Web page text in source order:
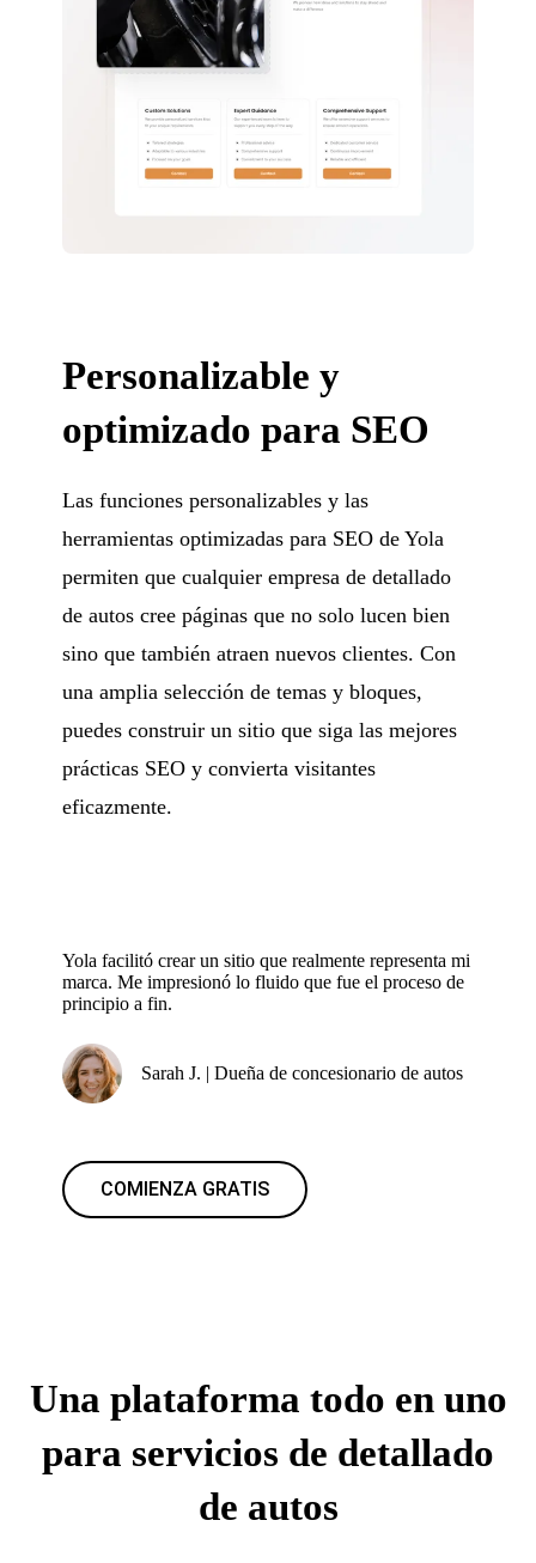
Personalizable y
optimizado para SEO
Las funciones personalizables y las
herramientas optimizadas para SEO de Yola
permiten que cualquier empresa de detallado
de autos cree páginas que no solo lucen bien
sino que también atraen nuevos clientes. Con
una amplia selección de temas y bloques,
puedes construir un sitio que siga las mejores
prácticas SEO y convierta visitantes
eficazmente.
Yola facilitó crear un sitio que realmente representa mi
marca. Me impresionó lo fluido que fue el proceso de
principio a fin.
Sarah J. | Dueña de concesionario de autos
COMIENZA GRATIS
Una plataforma todo en uno
para servicios de detallado
de autos